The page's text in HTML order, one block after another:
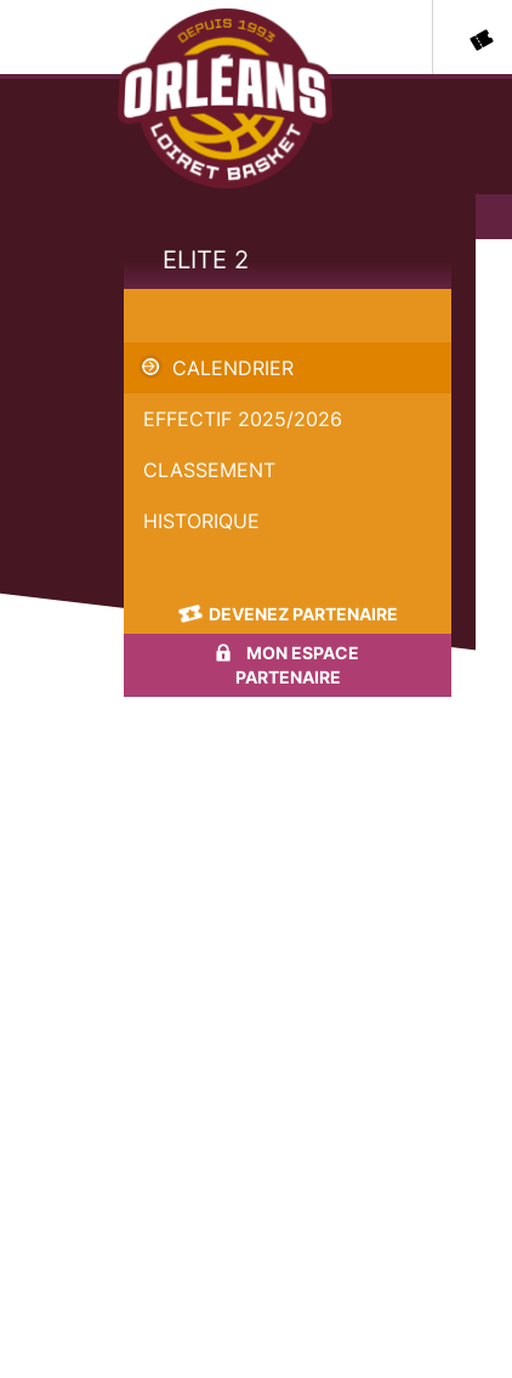
ELITE 2
CALENDRIER
EFFECTIF 2025/2026
CLASSEMENT
HISTORIQUE
DEVENEZ PARTENAIRE
MON ESPACE
PARTENAIRE